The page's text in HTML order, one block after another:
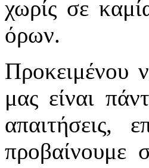
χωρίς σε
όρων.
Προκειμένου
μας είναι
απαιτήσεις,
προβαίνουμε